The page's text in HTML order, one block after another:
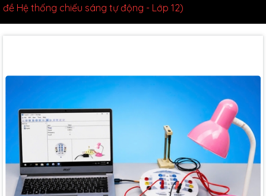
đề Hệ thống chiếu sáng tự động - Lớp 12)